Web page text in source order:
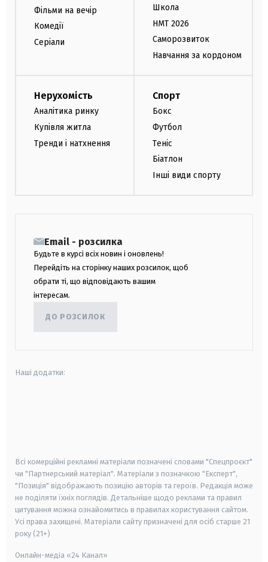
Фільми на вечір
Комедії
Серіали
Школа
НМТ 2026
Саморозвиток
Навчання за кордоном
Нерухомість
Аналітика ринку
Купівля житла
Тренди і натхнення
Спорт
Бокс
Футбол
Теніс
Біатлон
Інші види спорту
Email - розсилка
Будьте в курсі всіх новин і оновлень!
Перейдіть на сторінку наших розсилок, щоб
обрати ті, що відповідають вашим
інтересам.
ДО РОЗСИЛОК
Наші додатки:
Всі комерційні рекламні матеріали позначені словами "Спецпроєкт"
чи "Партнерський матеріал". Матеріали з позначкою "Експерт",
"Позиція" відображають позицію авторів та героїв. Редакція може
не поділяти їхніх поглядів. Детальніше щодо реклами та правил
цитування можна ознайомитись в правилах користування сайтом.
Усі права захищені. Матеріали сайту призначені для осіб старше 21
року (21+)
Онлайн-медіа «24 Канал»